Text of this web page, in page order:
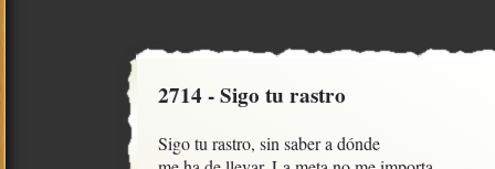
2714 - Sigo tu rastro
Sigo tu rastro, sin saber a dónde